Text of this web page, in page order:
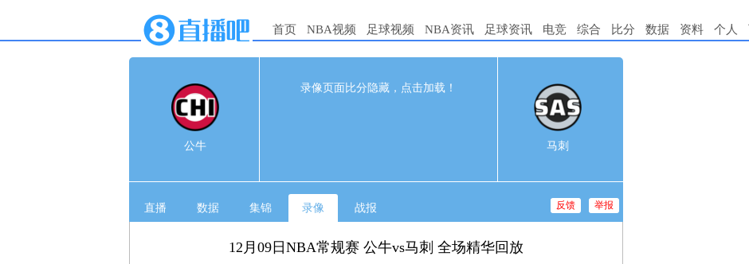
首页 NBA视频 足球视频 NBA资讯 足球资讯 电竞 综合 比分 数据 资料 个人
公牛
录像页面比分隐藏，点击加载！
121 完赛 112
马刺
直播 数据 集锦 录像 战报 举报
反馈
12月09日NBA常规赛 公牛vs马刺 全场精华回放